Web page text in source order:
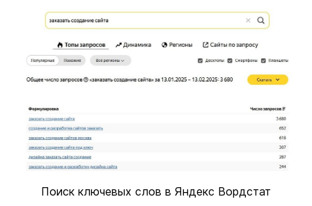
Поиск ключевых слов в Яндекс Вордстат